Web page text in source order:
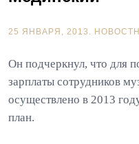
25 ЯНВАРЯ, 2013.
Он подчеркнул, что для
зарплаты сотрудников
осуществлено в 2013
план.